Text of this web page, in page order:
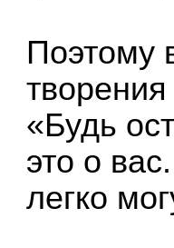
Поэтому
«Будь
это о
легко